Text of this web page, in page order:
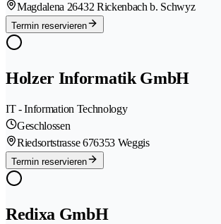
Magdalena 26432 Rickenbach b. Schwyz
Termin reservieren
Holzer Informatik GmbH
IT - Information Technology
Geschlossen
Riedsortstrasse 676353 Weggis
Termin reservieren
Redixa GmbH